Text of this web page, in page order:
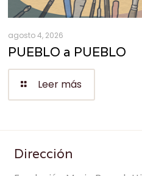
agosto 4, 2026
PUEBLO a PUEBLO
Leer más
Dirección